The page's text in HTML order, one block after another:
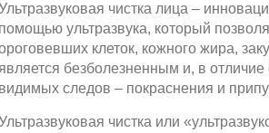
чистка лица –
помощью ультразвука, который
клеток, кожного жира,
является безболезненным и, в
видимых следов – покраснения и
чистка или